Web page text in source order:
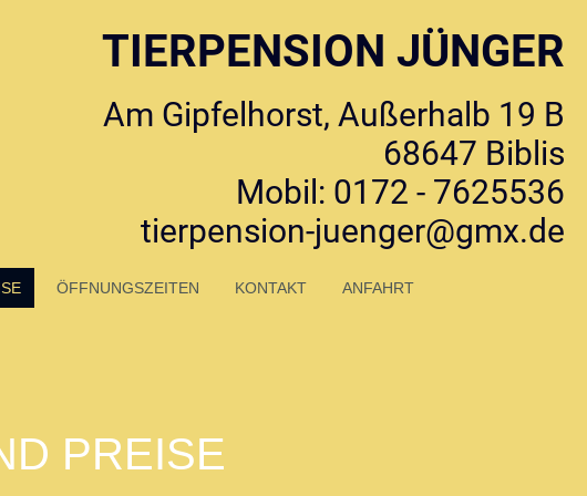
TIERPENSION JÜNGER
Am Gipfelhorst, Außerhalb 19 B
68647 Biblis
Mobil: 0172 - 7625536
tierpension-juenger@gmx.de
ÖFFNUNGSZEITEN KONTAKT ANFAHRT
PREISE